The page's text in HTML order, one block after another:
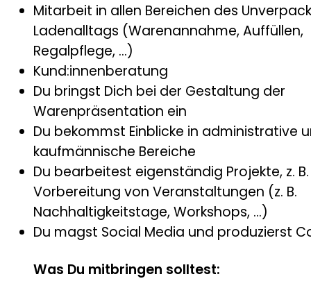
Mitarbeit in allen Bereichen des
Ladenalltags (Warenannahme, Auffüllen,
Regalpflege, …)
Kund:innenberatung
Du bringst Dich bei der Gestaltung der
Warenpräsentation ein
Du bekommst Einblicke in administrative
kaufmännische Bereiche
Du bearbeitest eigenständig Projekte, z. B.
Vorbereitung von Veranstaltungen (z. B.
Nachhaltigkeitstage, Workshops, …)
Du magst Social Media und produzierst
Was Du mitbringen solltest: